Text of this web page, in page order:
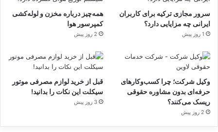
هنری هستند و این اتفاق بسیار خوبی است.
* نسل جدیدی که در عرصه فرهنگ و هنر پرورش
پیدا می‌کند و از دانشگاه فارغ‌التحصیل می‌شود در
یک بلاتکلیفی برای فعالیت‌ها و اشتغال به سر
می‌برد. آیا راهکاری در نظر گرفته شده که این
نیروهای جوان بتوانند در مجموعه‌ها و مراکز
سرور مجازی ترکیه برای کاربران
ایرانی چه مزایایی دارد؟
1 روز پیش
همه‌چیز درباره مخزن و لوله‌کشی
کمپرسور هوا
2 روز پیش
وکیل شرکت؛ چرا کسب‌وکارهای
حرفه‌ای بدون مشاوره حقوقی
ریسک می‌کنند؟
2 روز پیش
قبل از خرید لوازم مصرفی موتور
سیکلت این نکات را بدانید!
3 روز پیش